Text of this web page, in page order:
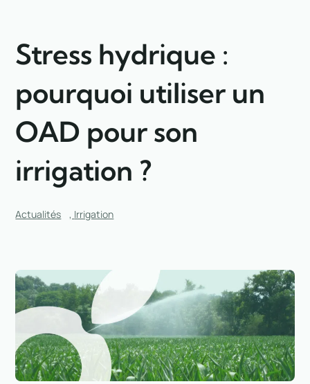
Stress hydrique :
pourquoi utiliser un
OAD pour son
irrigation ?
Actualités , Irrigation